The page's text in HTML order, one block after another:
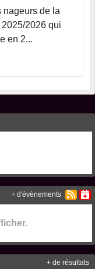
nageurs de la
2026 qui
en 2...
+ d'évènements
+ de résultats